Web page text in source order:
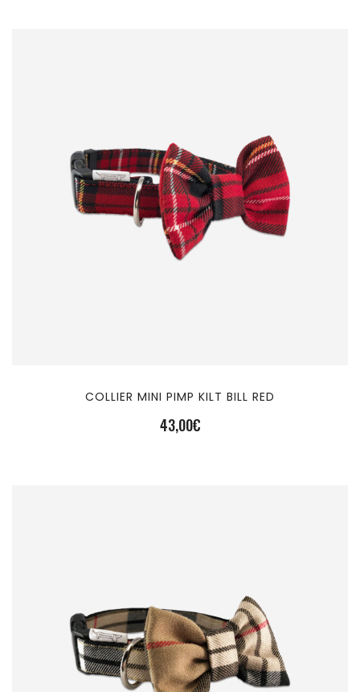
COLLIER MINI PIMP KILT BILL RED
43,00€